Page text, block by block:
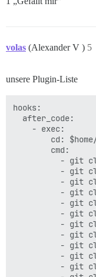
volas (Alexander V ) 5
unsere Plugin-Liste
hooks:
  after_code:
    - exec:
cd:
        cmd:
- git
- git
- git
- git
- git
- git
- git
- git
- git
- git
- git